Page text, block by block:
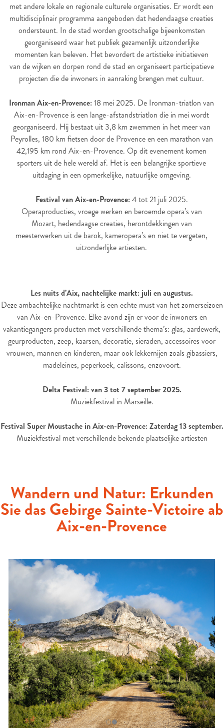
met andere lokale en regionale culturele organisaties. Er wordt een
multidisciplinair programma aangeboden dat hedendaagse creaties
ondersteunt. In de stad worden grootschalige bijeenkomsten
georganiseerd waar het publiek gezamenlijk uitzonderlijke
momenten kan beleven. Het bevordert de artistieke initiatieven
van de wijken en dorpen rond de stad en organiseert participatieve
projecten die de inwoners in aanraking brengen met cultuur.
Ironman Aix-en-Provence:18 mei 2025. De Ironman-triatlon van
Aix-en-Provence is een lange-afstandstriatlon die in mei wordt
georganiseerd. Hij bestaat uit 3,8 km zwemmen in het meer van
Peyrolles, 180 km fietsen door de Provence en een marathon van
42,195 km rond Aix-en-Provence. Op dit evenement komen
sporters uit de hele wereld af. Het is een belangrijke sportieve
uitdaging in een opmerkelijke, natuurlijke omgeving.
Festival van Aix-en-Provence:4 tot 21 juli 2025.
Operaproducties, vroege werken en beroemde opera’s van
Mozart, hedendaagse creaties, herontdekkingen van
meesterwerken uit de barok, kameropera’s en niet te vergeten,
uitzonderlijke artiesten.
Les nuits d’Aix, nachtelijke markt: juli en augustus.
Deze ambachtelijke nachtmarkt is een echte must van het zomerseizoen
van Aix-en-Provence. Elke avond zijn er voor de inwoners en
vakantiegangers producten met verschillende thema’s: glas, aardewerk,
geurproducten, zeep, kaarsen, decoratie, sieraden, accessoires voor
vrouwen, mannen en kinderen, maar ook lekkernijen zoals gibassiers,
madeleines, peperkoek, calissons, enzovoort.
Delta Festival: van 3 tot 7 september 2025.
Muziekfestival in Marseille.
Festival Super Moustache in Aix-en-Provence: Zaterdag 13 september.
Muziekfestival met verschillende bekende plaatselijke artiesten
Wandern und Natur: Erkunden
Sie das Gebirge Sainte-Victoire ab
Aix-en-Provence